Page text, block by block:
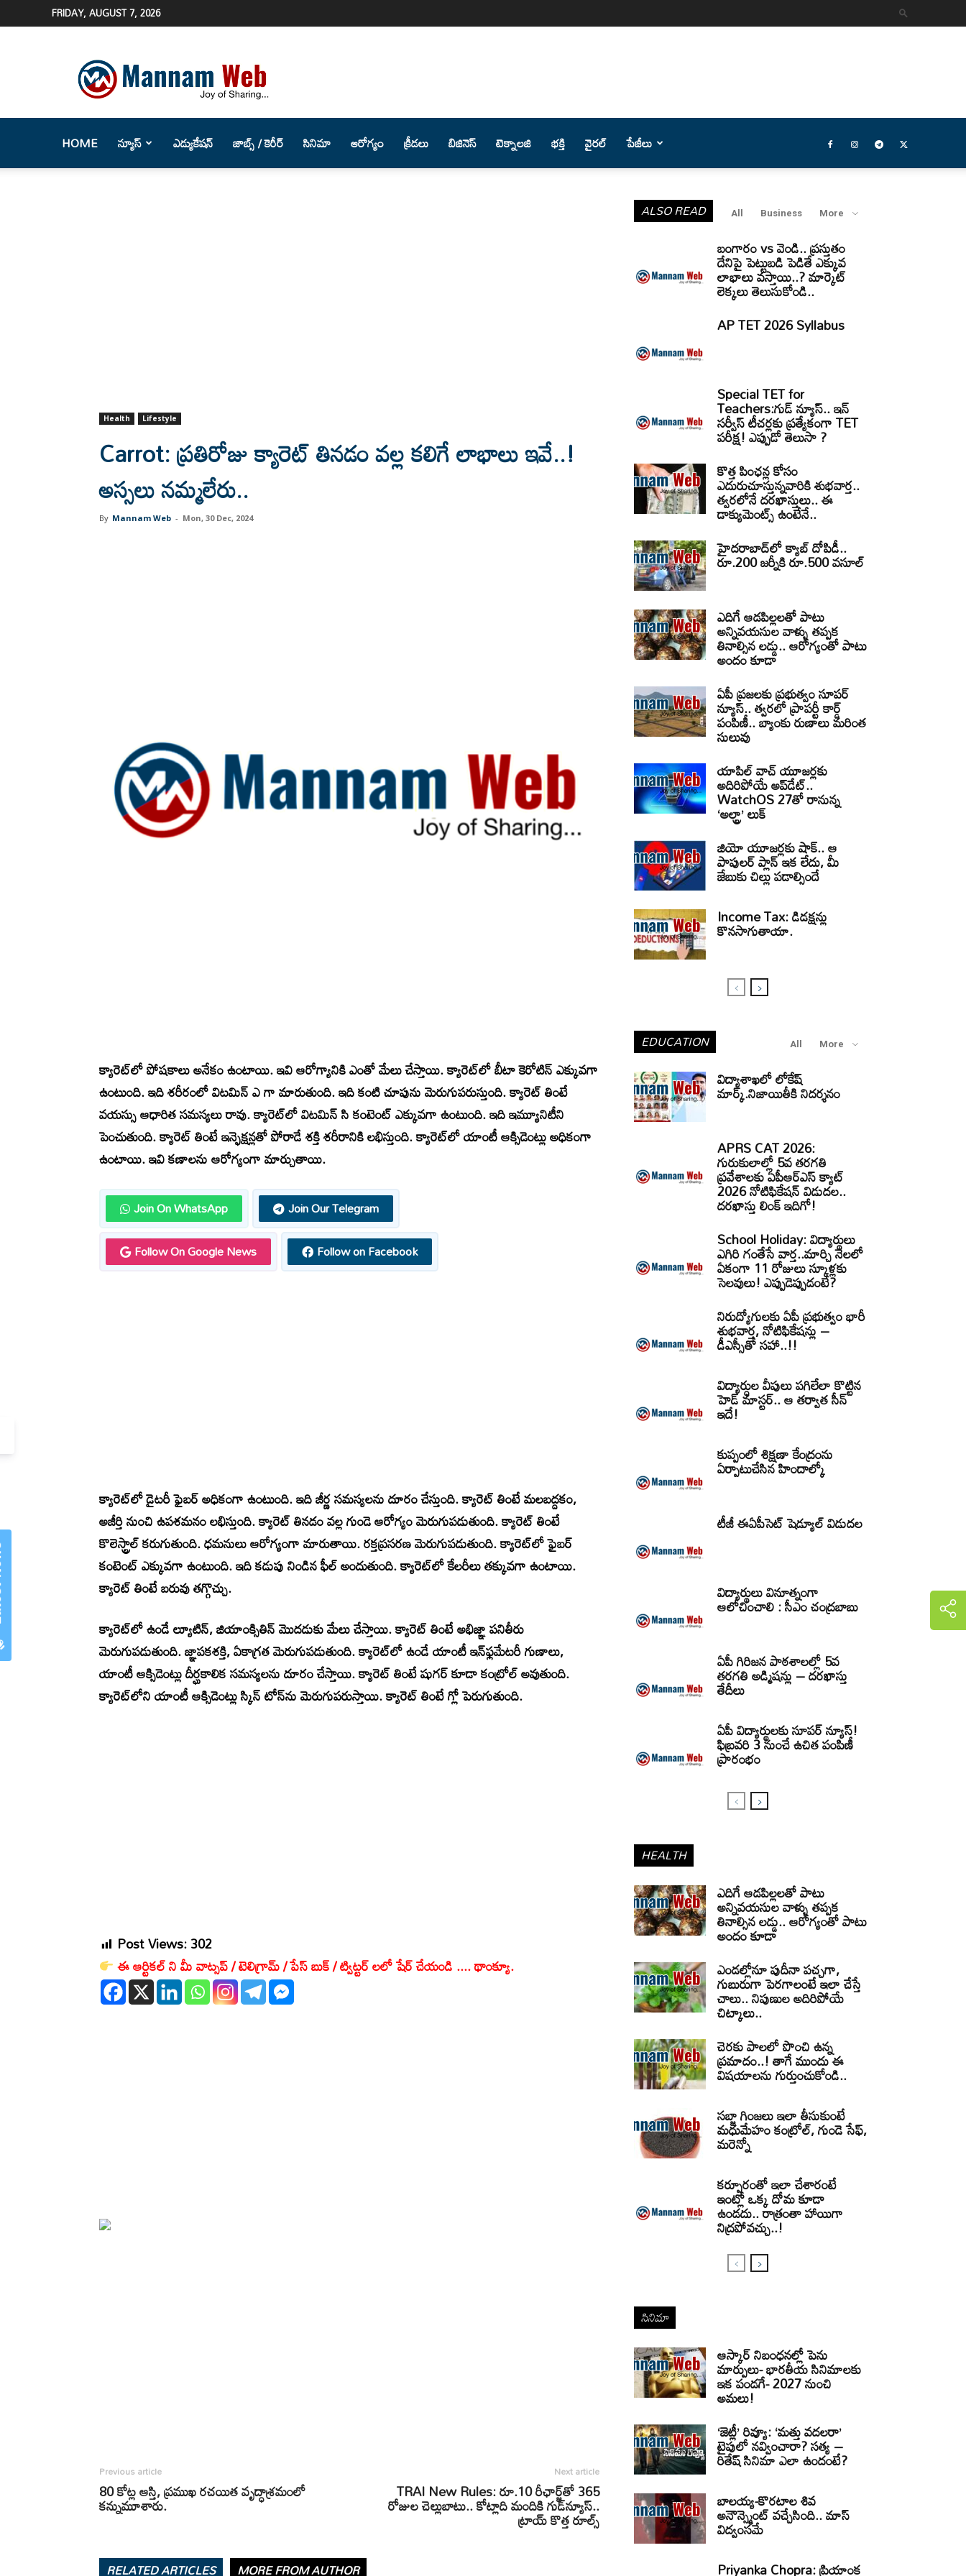
FRIDAY, AUGUST 7, 2026
Web
(మన్నం
News
HOME న్యూస్ ఎడ్యుకేషన్ జాబ్స్ / కెరీర్ సినిమా ఆరోగ్యం క్రీడలు బిజినెస్ టెక్నాలజి భక్తి వైరల్ పేజీలు
Health Lifestyle
Carrot: ప్రతిరోజు క్యారెట్‌ తినడం వల్ల కలిగే లాభాలు ఇవే..!
అస్సలు నమ్మలేరు..
By Mannam Web - Mon, 30 Dec, 2024
క్యారెట్‌లో పోషకాలు అనేకం ఉంటాయి. ఇవి ఆరోగ్యానికి ఎంతో మేలు చేస్తాయి. క్యారెట్‌లో బీటా కెరోటిన్ ఎక్కువగా
ఉంటుంది. ఇది శరీరంలో విటమిన్ ఎ గా మారుతుంది. ఇది కంటి చూపును మెరుగుపరుస్తుంది. క్యారెట్‌ తింటే
వయస్సు ఆధారిత సమస్యలు రావు. క్యారెట్‌లో విటమిన్ సి కంటెంట్ ఎక్కువగా ఉంటుంది. ఇది ఇమ్యూనిటీని
పెంచుతుంది. క్యారెట్‌ తింటే ఇన్ఫెక్షన్లతో పోరాడే శక్తి శరీరానికి లభిస్తుంది. క్యారెట్‌లో యాంటీ ఆక్సిడెంట్లు అధికంగా
ఉంటాయి. ఇవి కణాలను ఆరోగ్యంగా మార్చుతాయి.
Join On WhatsApp
Join Our Telegram
Follow On Google News
Follow on Facebook
క్యారెట్‌లో డైటరీ ఫైబర్ అధికంగా ఉంటుంది. ఇది జీర్ణ సమస్యలను దూరం చేస్తుంది. క్యారెట్‌ తింటే మలబద్దకం,
అజీర్తి నుంచి ఉపశమనం లభిస్తుంది. క్యారెట్‌ తినడం వల్ల గుండె ఆరోగ్యం మెరుగుపడుతుంది. క్యారెట్‌ తింటే
కొలెస్ట్రాల్ కరుగుతుంది. ధమనులు ఆరోగ్యంగా మారుతాయి. రక్తప్రసరణ మెరుగుపడుతుంది. క్యారెట్‌లో ఫైబర్‌
కంటెంట్ ఎక్కువగా ఉంటుంది. ఇది కడుపు నిండిన ఫీల్‌ అందుతుంది. క్యారెట్‌లో కేలరీలు తక్కువగా ఉంటాయి.
క్యారెట్ తింటే బరువు తగ్గొచ్చు.
క్యారెట్‌లో ఉండే ల్యూటిన్, జియాంక్సితిన్‌ మొదడుకు మేలు చేస్తాయి. క్యారెట్‌ తింటే అభిజ్ఞా పనితీరు
మెరుగుపడుతుంది. జ్ఞాపకశక్తి, ఏకాగ్రత మెరుగుపడుతుంది. క్యారెట్‌లో ఉండే యాంటీ ఇన్‌ఫ్లమేటరీ గుణాలు,
యాంటీ ఆక్సిడెంట్లు దీర్ఘకాలిక సమస్యలను దూరం చేస్తాయి. క్యారెట్‌ తింటే షుగర్‌ కూడా కంట్రోల్ అవుతుంది.
క్యారెట్‌లోని యాంటీ ఆక్సిడెంట్లు స్కిన్‌ టోన్‌ను మెరుగుపరుస్తాయి. క్యారెట్‌ తింటే గ్లో పెరుగుతుంది.
Post Views:302
ఈ ఆర్టికల్ ని మీ వాట్సప్ / టెలిగ్రామ్ / పేస్ బుక్ / ట్విట్టర్ లలో షేర్ చేయండి .... థాంక్యూ.
Previous article
80 కోట్ల ఆస్తి, ప్రముఖ రచయిత వృద్ధాశ్రమంలో
కన్నుమూశారు.
Next article
TRAI New Rules: రూ.10 రీఛార్జ్‌తో 365
రోజుల చెల్లుబాటు.. కోట్లాది మందికి గుడ్‌న్యూస్‌..
ట్రాయ్‌ కొత్త రూల్స్‌
RELATED ARTICLES MORE FROM AUTHOR
ALSO READ All Business More
బంగారం vs వెండి.. ప్రస్తుతం
దేనిపై పెట్టుబడి పెడితే ఎక్కువ
లాభాలు వస్తాయి..? మార్కెట్
లెక్కలు తెలుసుకోండి..
AP TET 2026 Syllabus
Special TET for
Teachers:గుడ్ న్యూస్.. ఇన్
సర్వీస్ టీచర్లకు ప్రత్యేకంగా TET
పరీక్ష! ఎప్పుడో తెలుసా ?
కొత్త పింఛన్ల కోసం
ఎదురుచూస్తున్నవారికి శుభవార్త..
త్వరలోనే దరఖాస్తులు.. ఈ
డాక్యుమెంట్స్ ఉంటేనే..
హైదరాబాద్‌లో క్యాబ్‌ దోపిడీ..
రూ.200 జర్నీకి రూ.500 వసూల్
ఎదిగే ఆడపిల్లలతో పాటు
అన్నివయసుల వాళ్ళు తప్పక
తినాల్సిన లడ్డు.. ఆరోగ్యంతో పాటు
అందం కూడా
ఏపీ ప్రజలకు ప్రభుత్వం సూపర్
న్యూస్.. త్వరలో ప్రాపర్టీ కార్డ్
పంపిణీ.. బ్యాంకు రుణాలు మరింత
సులువు
యాపిల్ వాచ్ యూజర్లకు
అదిరిపోయే అప్‌డేట్..
WatchOS 27తో రానున్న
‘అల్ట్రా’ లుక్
జియో యూజర్లకు షాక్.. ఆ
పాపులర్ ప్లాన్ ఇక లేదు, మీ
జేబుకు చిల్లు పడాల్సిందే
Income Tax: డిడక్షన్లు
కొనసాగుతాయా.
EDUCATION All More
విద్యాశాఖలో లోకేష్
మార్క్.నిజాయితీకి నిదర్శనం
APRS CAT 2026:
గురుకులాల్లో 5వ తరగతి
ప్రవేశాలకు ఏపీఆర్‌ఎస్‌ క్యాట్‌
2026 నోటిఫికేషన్‌ విడుదల..
దరఖాస్తు లింక్‌ ఇదిగో!
School Holiday: విద్యార్థులు
ఎగిరి గంతేసే వార్త..మార్చి నెలలో
ఏకంగా 11 రోజులు స్కూళ్లకు
సెలవులు! ఎప్పుడెప్పుడంటే?
నిరుద్యోగులకు ఏపీ ప్రభుత్వం భారీ
శుభవార్త, నోటిఫికేషన్లు –
డీఎస్సీతో సహా..!!
విద్యార్ధుల వీపులు పగిలేలా కొట్టిన
హెడ్ మాస్టర్.. ఆ తర్వాత సీన్‌
ఇదే!
కుప్పంలో శిక్షణా కేంద్రంను
ఏర్పాటుచేసిన హిందాల్కో
టీజీ ఈఏపీసెట్‌ షెడ్యూల్‌ విడుదల
విద్యార్థులు వినూత్నంగా
ఆలోచించాలి : సీఎం చంద్రబాబు
ఏపీ గిరిజన పాఠశాలల్లో 5వ
తరగతి అడ్మిషన్లు – దరఖాస్తు
తేదీలు
ఏపీ విద్యార్థులకు సూపర్ న్యూస్!
ఫిబ్రవరి 3 నుంచే ఉచిత పంపిణీ
ప్రారంభం
HEALTH
ఎదిగే ఆడపిల్లలతో పాటు
అన్నివయసుల వాళ్ళు తప్పక
తినాల్సిన లడ్డు.. ఆరోగ్యంతో పాటు
అందం కూడా
ఎండల్లోనూ పుదీనా పచ్చగా,
గుబురుగా పెరగాలంటే ఇలా చేస్తే
చాలు.. నిపుణుల అదిరిపోయే
చిట్కాలు..
చెరకు పాలలో పొంచి ఉన్న
ప్రమాదం..! తాగే ముందు ఈ
విషయాలను గుర్తుంచుకోండి..
సబ్జా గింజలు ఇలా తీసుకుంటే
మధుమేహం కంట్రోల్, గుండె సేఫ్,
మరెన్నో
కర్పూరంతో ఇలా చేశారంటే
ఇంట్లో ఒక్క దోమ కూడా
ఉండదు.. రాత్రంతా హాయిగా
నిద్రపోవచ్చు..!
సినిమా
ఆస్కార్ నిబంధనల్లో పెను
మార్పులు- భారతీయ సినిమాలకు
ఇక పండగే- 2027 నుంచి
అమలు!
‘జెట్లీ’ రివ్యూ: ‘మత్తు వదలరా’
టైపులో నవ్వించారా? సత్య –
రితేష్ సినిమా ఎలా ఉందంటే?
బాలయ్య-కొరటాల శివ
అనౌన్స్మెంట్ వచ్చేసింది.. మాస్
విద్వంసమే
Priyanka Chopra: ప్రియాంక